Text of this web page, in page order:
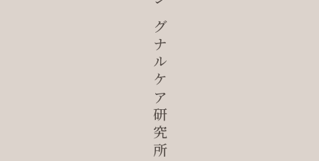
シグナルケア研究所